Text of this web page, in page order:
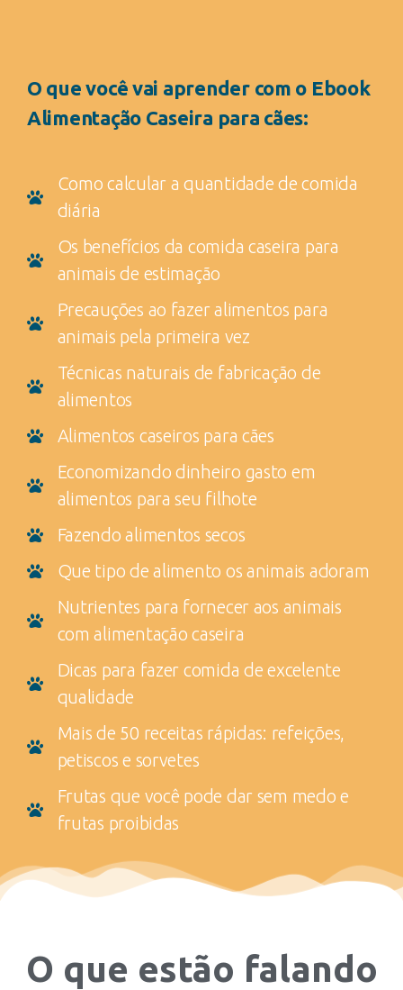
O que você vai aprender com o Ebook
Alimentação Caseira para cães:
Como calcular a quantidade de comida
diária
Os benefícios da comida caseira para
animais de estimação
Precauções ao fazer alimentos para
animais pela primeira vez
Técnicas naturais de fabricação de
alimentos
Alimentos caseiros para cães
Economizando dinheiro gasto em
alimentos para seu filhote
Fazendo alimentos secos
Que tipo de alimento os animais adoram
Nutrientes para fornecer aos animais
com alimentação caseira
Dicas para fazer comida de excelente
qualidade
Mais de 50 receitas rápidas: refeições,
petiscos e sorvetes
Frutas que você pode dar sem medo e
frutas proibidas
O que estão falando